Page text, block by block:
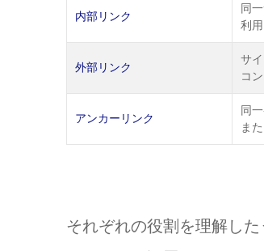
内部リンク
同
利用
外部リンク
サ
コ
アンカーリンク
同
ま
それぞれの役割を理解し